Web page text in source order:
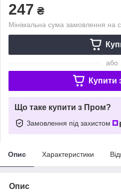
247 ₴
Мінімальна сума замовлення на
або
Купити
Що таке купити з Пром?
Замовлення під захистом
Опис Характеристики
Опис